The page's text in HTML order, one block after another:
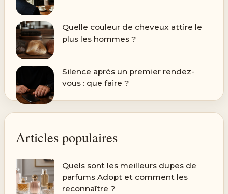
Quelle couleur de cheveux attire le
plus les hommes ?
Silence après un premier rendez-
vous : que faire ?
Articles populaires
Quels sont les meilleurs dupes de
parfums Adopt et comment les
reconnaître ?